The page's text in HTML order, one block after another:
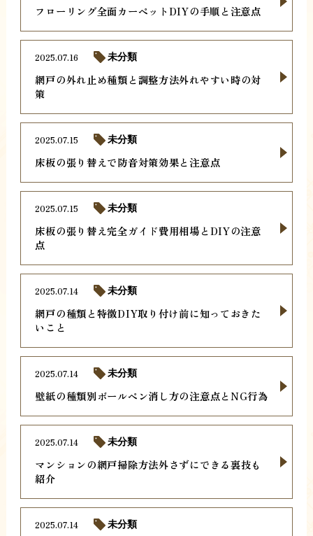
フローリング全面カーペットDIYの手順と注意点
網戸の外れ止め種類と調整方法外れやすい時の対
策
2025.07.16 未分類
床板の張り替えで防音対策効果と注意点
2025.07.15 未分類
床板の張り替え完全ガイド費用相場とDIYの注意
点
2025.07.15 未分類
網戸の種類と特徴DIY取り付け前に知っておきた
いこと
2025.07.14 未分類
壁紙の種類別ボールペン消し方の注意点とNG行為
2025.07.14 未分類
マンションの網戸掃除方法外さずにできる裏技も
紹介
2025.07.14 未分類
2025.07.14 未分類